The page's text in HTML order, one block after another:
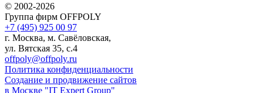
© 2002-2026
Группа фирм OFFPOLY
+7 (495) 925 00 97
г. Москва, м. Савёловская,
ул. Вятская 35, с.4
offpoly@offpoly.ru
Политика конфиденциальности
Создание и продвижение сайтов
в Москве "IT Expert Group"